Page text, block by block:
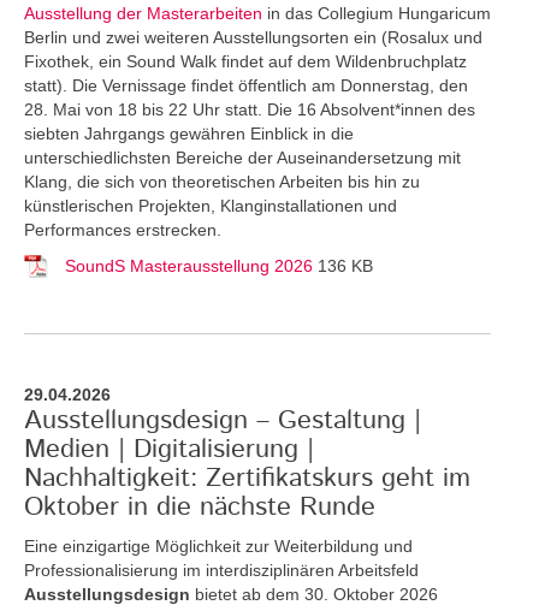
Ausstellung der Masterarbeiten in das Collegium Hungaricum
Berlin und zwei weiteren Ausstellungsorten ein (Rosalux und
Fixothek, ein Sound Walk findet auf dem Wildenbruchplatz
statt). Die Vernissage findet öffentlich am Donnerstag, den
28. Mai von 18 bis 22 Uhr statt. Die 16 Absolvent*innen des
siebten Jahrgangs gewähren Einblick in die
unterschiedlichsten Bereiche der Auseinandersetzung mit
Klang, die sich von theoretischen Arbeiten bis hin zu
künstlerischen Projekten, Klanginstallationen und
Performances erstrecken.
SoundS Masterausstellung 2026 136 KB
29.04.2026
Ausstellungsdesign – Gestaltung |
Medien | Digitalisierung |
Nachhaltigkeit: Zertifikatskurs geht im
Oktober in die nächste Runde
Eine einzigartige Möglichkeit zur Weiterbildung und
Professionalisierung im interdisziplinären Arbeitsfeld
Ausstellungsdesign bietet ab dem 30. Oktober 2026